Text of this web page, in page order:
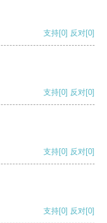
支持[0] 反对[0]
支持[0] 反对[0]
支持[0] 反对[0]
支持[0] 反对[0]